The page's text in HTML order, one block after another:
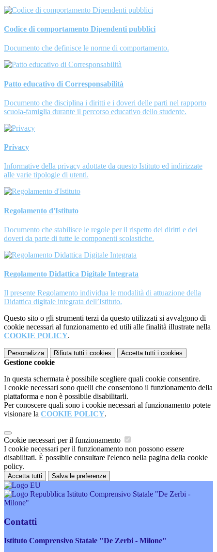
Codice di comportamento Dipendenti pubblici
Documento che definisce le norme di comportamento.
Patto educativo di Corresponsabilità
Documento che disciplina i diritti e i doveri delle parti nel rapporto
scuola-famiglia durante il percorso educativo dello studente.
Privacy
Informative della privacy adottate da questo Istituto ed indirizzate
alle varie tipologie di utenti.
Regolamento d'Istituto
Documento che stabilisce le regole per il rispetto dei diritti e dei
doveri da parte di tutte le componenti scolastiche.
Regolamento Didattica Digitale Integrata
Il presente Regolamento individua le modalità di attuazione della
Didattica digitale integrata dell’Istituto.
Questo sito o gli strumenti terzi da questo utilizzati si avvalgono di
cookie necessari al funzionamento ed utili alle finalità illustrate nella
COOKIE POLICY.
Personalizza Rifiuta tutti i cookies Accetta tutti i cookies
Gestione cookie
In questa schermata è possibile scegliere quali cookie consentire.
I cookie necessari sono quelli che consentono il funzionamento della
piattaforma e non è possibile disabilitarli.
Per conoscere quali sono i cookie necessari al funzionamento potete
visionare la COOKIE POLICY.
Cookie necessari per il funzionamento
I cookie necessari per il funzionamento non possono essere
disabilitati. È possibile consultare l'elenco nella pagina della cookie
policy.
Accetta tutti Salva le preferenze
Istituto Comprensivo Statale "De Zerbi -
Milone"
Contatti
Istituto Comprensivo Statale "De Zerbi - Milone"